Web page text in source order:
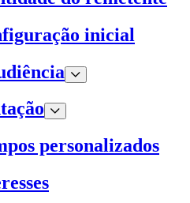
inicial
personalizados